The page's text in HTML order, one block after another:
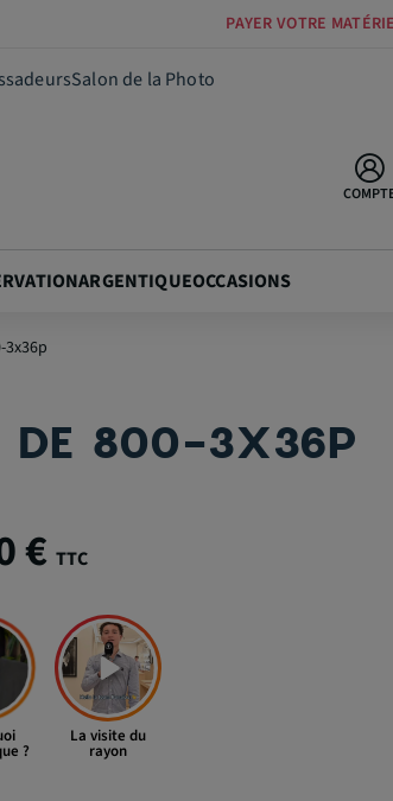
PAYER VOTRE
Salon de la Photo
ARGENTIQUEOCCASIONS
DE 800-3X36P
€ TTC
?
La visite du
rayon
69,00 €